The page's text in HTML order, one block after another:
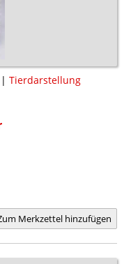
| Tierdarstellung
Merkzettel hinzufügen